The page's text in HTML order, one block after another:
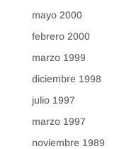
mayo 2000
febrero 2000
marzo 1999
diciembre 1998
julio 1997
marzo 1997
noviembre 1989